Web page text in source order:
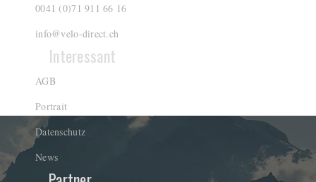
0041 (0)71 911 66 16
info@velo-direct.ch
Interessant
AGB
Portrait
Datenschutz
News